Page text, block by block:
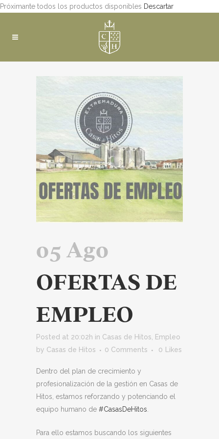
Próximante todos los productos disponibles Descartar
05 Ago
OFERTAS DE
EMPLEO
Posted at 20:02h in Casas de Hitos
Empleo
by Casas de Hitos 0 Comments 0 Likes
Dentro del plan de crecimiento y
profesionalización de la gestión en Casas de
Hitos, estamos reforzando y potenciando el
equipo humano de #CasasDeHitos
Para ello estamos buscando los siguientes